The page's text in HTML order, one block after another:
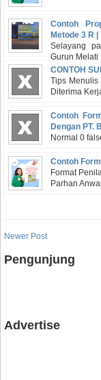
Contoh
Metode 3 R
Selayang
Gurun Melati
CONTOH
Tips Menulis
Diterima
Contoh
Dengan PT.
Normal 0
Contoh
Format
Parhan
Newer Post
Pengunjung
Advertise